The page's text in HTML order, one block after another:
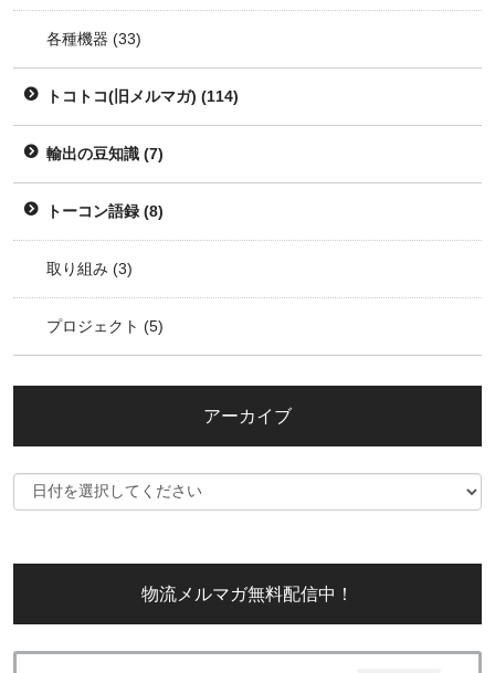
各種機器 (33)
トコトコ(旧メルマガ) (114)
輸出の豆知識 (7)
トーコン語録 (8)
取り組み (3)
プロジェクト (5)
アーカイブ
物流メルマガ無料配信中！